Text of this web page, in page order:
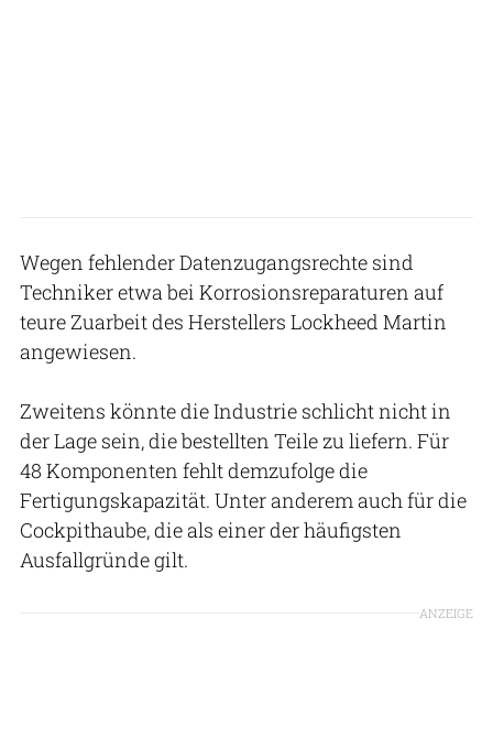
Wegen fehlender Datenzugangsrechte sind
Techniker etwa bei Korrosionsreparaturen auf
teure Zuarbeit des Herstellers Lockheed Martin
angewiesen.
Zweitens könnte die Industrie schlicht nicht in
der Lage sein, die bestellten Teile zu liefern. Für
48 Komponenten fehlt demzufolge die
Fertigungskapazität. Unter anderem auch für die
Cockpithaube, die als einer der häufigsten
Ausfallgründe gilt.
ANZEIGE